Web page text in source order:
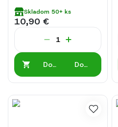
dverí 116-06-5
Skladom 50+ ks
10,90 €
Do
Do